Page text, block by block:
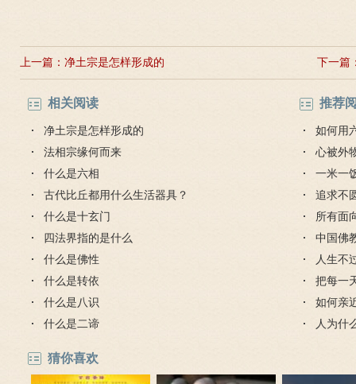
上一篇： 净土宗是怎样形成的 下一篇
相关阅读
净土宗是怎样形成的
法相宗缘何而来
什么是六相
古代比丘都用什么生活器具？
什么是十玄门
四法界指的是什么
什么是佛性
什么是转依
什么是八识
什么是二谛
推荐
如何用
心被外
一米一
追求不
所有面
中国佛
人生不
把每一
如何亲
人为什
猜你喜欢